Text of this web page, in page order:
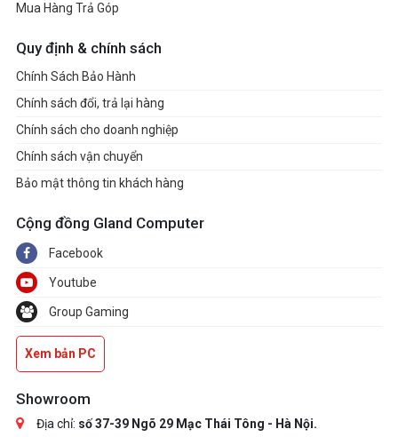
Dimensions & Weight
Features
offers the pinnacle solution for
maximizing performance while
minimizing form factor. Carrying
forward the legacy of Cooler Master’s
high-performance MAX series, the
power, and an array of new features.
These include a minimal footprint,
anodized aluminum paneling,
expandable width, support for 4-slot
thick GPUs, compatibility with the latest
graphics cards, and more. The NCORE
Mua Hàng Trả Góp
Quy định & chính sách
Chính Sách Bảo Hành
Chính sách đổi, trả lại hàng
Chính sách cho doanh nghiệp
Chính sách vận chuyển
Bảo mật thông tin khách hàng
Cộng đồng Gland Computer
Facebook
Youtube
Group Gaming
Xem bản PC
Showroom
Địa chỉ: số 37-39 Ngõ 29 Mạc Thái Tông - Hà Nội.